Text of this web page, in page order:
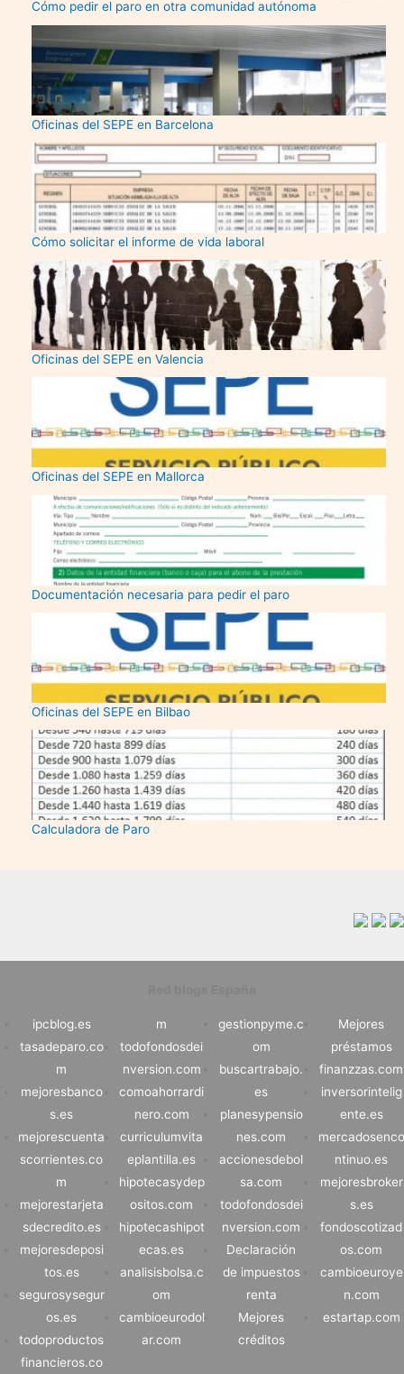
Cómo pedir el paro en otra comunidad autónoma
Oficinas del SEPE en Barcelona
Cómo solicitar el informe de vida laboral
Oficinas del SEPE en Valencia
Oficinas del SEPE en Mallorca
Documentación necesaria para pedir el paro
Oficinas del SEPE en Bilbao
Calculadora de Paro
ipcblog.es
tasadeparo.co
m
mejoresbanco
s.es
mejorescuenta
scorrientes.co
m
mejorestarjeta
sdecredito.es
mejoresdeposi
tos.es
segurosysegur
os.es
todoproductos
financieros.co
m
todofondosdei
nversion.com
comoahorrardi
nero.com
curriculumvita
eplantilla.es
hipotecasydep
ositos.com
hipotecashipot
ecas.es
analisisbolsa.c
om
cambioeurodol
ar.com
gestionpyme.c
om
buscartrabajo.
es
planesypensio
nes.com
accionesdebol
sa.com
todofondosdei
nversion.com
Declaración
de impuestos
renta
Mejores
créditos
Mejores
préstamos
finanzzas.com
inversorintelig
ente.es
mercadosenco
ntinuo.es
mejoresbroker
s.es
fondoscotizad
os.com
cambioeuroye
n.com
estartap.com